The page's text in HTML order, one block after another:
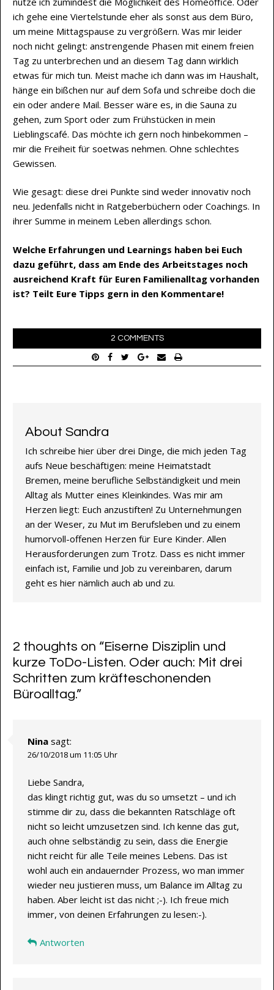
ich gehe eine Viertelstunde eher als sonst aus dem Büro,
um meine Mittagspause zu vergrößern. Was mir leider
noch nicht gelingt: anstrengende Phasen mit einem freien
Tag zu unterbrechen und an diesem Tag dann wirklich
etwas für mich tun. Meist mache ich dann was im Haushalt,
hänge ein bißchen nur auf dem Sofa und schreibe doch die
ein oder andere Mail. Besser wäre es, in die Sauna zu
gehen, zum Sport oder zum Frühstücken in mein
Lieblingscafé. Das möchte ich gern noch hinbekommen –
mir die Freiheit für soetwas nehmen. Ohne schlechtes
Gewissen.
Wie gesagt: diese drei Punkte sind weder innovativ noch
neu. Jedenfalls nicht in Ratgeberbüchern oder Coachings. In
ihrer Summe in meinem Leben allerdings schon.
Welche Erfahrungen und Learnings haben bei Euch
dazu geführt, dass am Ende des Arbeitstages noch
ausreichend Kraft für Euren Familienalltag vorhanden
ist? Teilt Eure Tipps gern in den Kommentare!
2 COMMENTS
About Sandra
Ich schreibe hier über drei Dinge, die mich jeden Tag
aufs Neue beschäftigen: meine Heimatstadt
Bremen, meine berufliche Selbständigkeit und mein
Alltag als Mutter eines Kleinkindes. Was mir am
Herzen liegt: Euch anzustiften! Zu Unternehmungen
an der Weser, zu Mut im Berufsleben und zu einem
humorvoll-offenen Herzen für Eure Kinder. Allen
Herausforderungen zum Trotz. Dass es nicht immer
einfach ist, Familie und Job zu vereinbaren, darum
geht es hier nämlich auch ab und zu.
2 thoughts on “Eiserne Disziplin und
kurze ToDo-Listen. Oder auch: Mit drei
Schritten zum kräfteschonenden
Büroalltag.”
Nina sagt:
26/10/2018 um 11:05 Uhr
Liebe Sandra,
das klingt richtig gut, was du so umsetzt – und ich
stimme dir zu, dass die bekannten Ratschläge oft
nicht so leicht umzusetzen sind. Ich kenne das gut,
auch ohne selbständig zu sein, dass die Energie
nicht reicht für alle Teile meines Lebens. Das ist
wohl auch ein andauernder Prozess, wo man immer
wieder neu justieren muss, um Balance im Alltag zu
haben. Aber leicht ist das nicht ;-). Ich freue mich
immer, von deinen Erfahrungen zu lesen:-).
Antworten